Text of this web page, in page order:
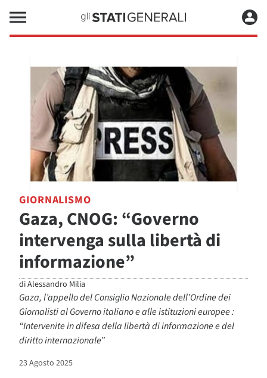
GIORNALISMO
Gaza, CNOG: “Governo
intervenga sulla libertà di
informazione”
diAlessandro Milia
Gaza, l’appello del Consiglio Nazionale dell’Ordine dei
Giornalisti al Governo italiano e alle istituzioni europee :
“Intervenite in difesa della libertà di informazione e del
diritto internazionale”
23 Agosto 2025